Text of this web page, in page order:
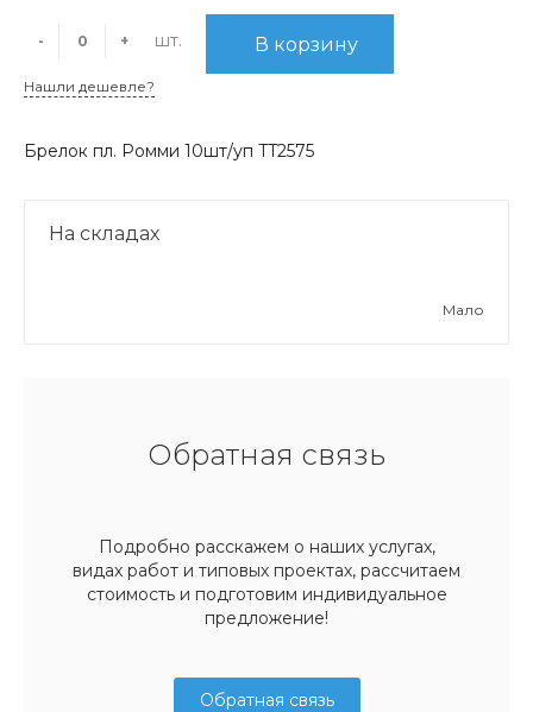
- + шт. В корзину
Нашли дешевле?
Брелок пл. Ромми 10шт/уп TT2575
На складах
Мало
Обратная связь
Подробно расскажем о наших услугах,
видах работ и типовых проектах, рассчитаем
стоимость и подготовим индивидуальное
предложение!
Обратная связь